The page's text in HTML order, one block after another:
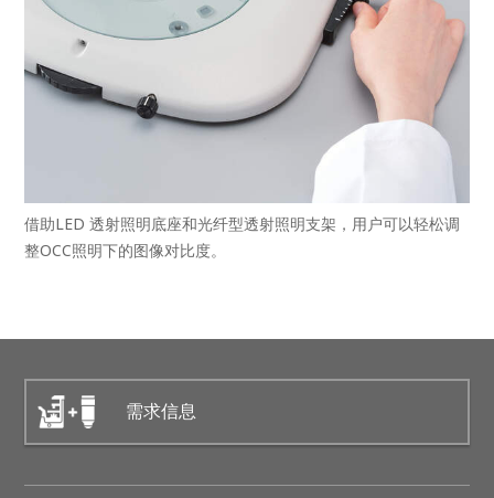
借助LED 透射照明底座和光纤型透射照明支架，用户可以轻松调
整OCC照明下的图像对比度。
需求信息